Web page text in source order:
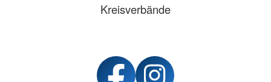
Kreisverbände